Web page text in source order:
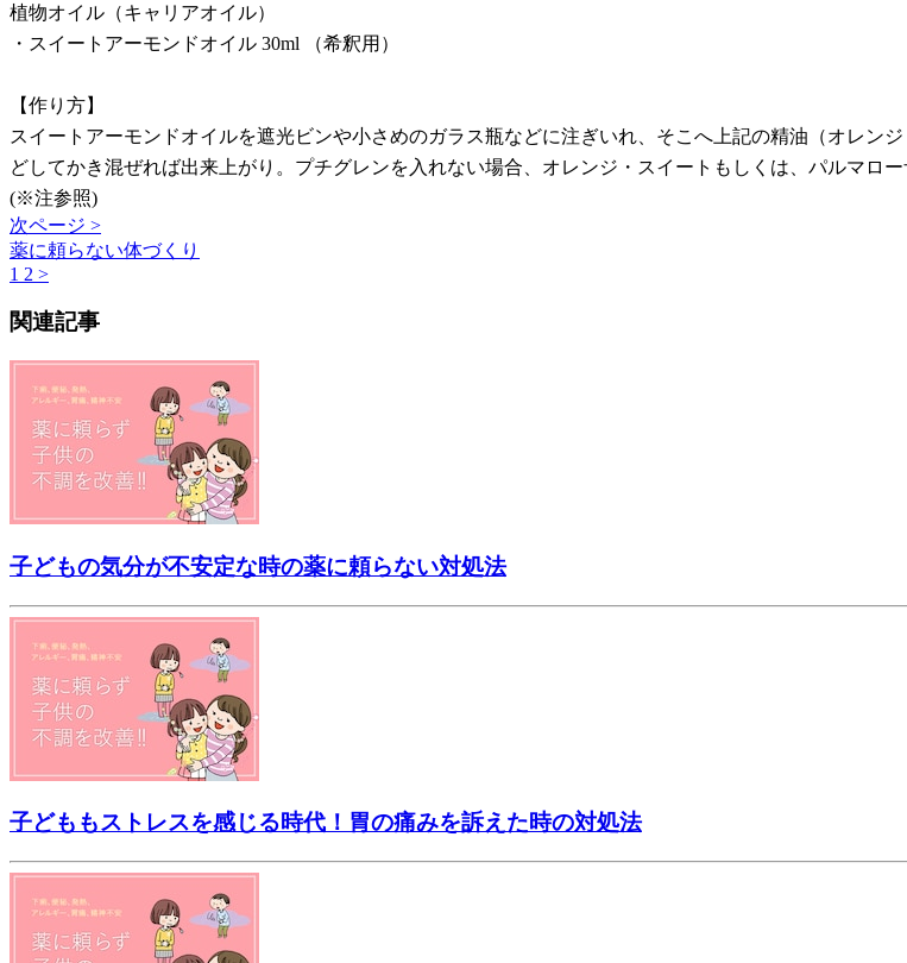
植物オイル（キャリアオイル）
・スイートアーモンドオイル 30ml （希釈用）
【作り方】
スイートアーモンドオイルを遮光ビンや小さめのガラス瓶などに注ぎいれ、そこへ上記の精油（オレン
どしてかき混ぜれば出来上がり。プチグレンを入れない場合、オレンジ・スイートもしくは、パルマロ
(※注参照)
次ページ >
薬に頼らない体づくり
1 2 >
関連記事
子どもの気分が不安定な時の薬に頼らない対処法
子どももストレスを感じる時代！胃の痛みを訴えた時の対処法